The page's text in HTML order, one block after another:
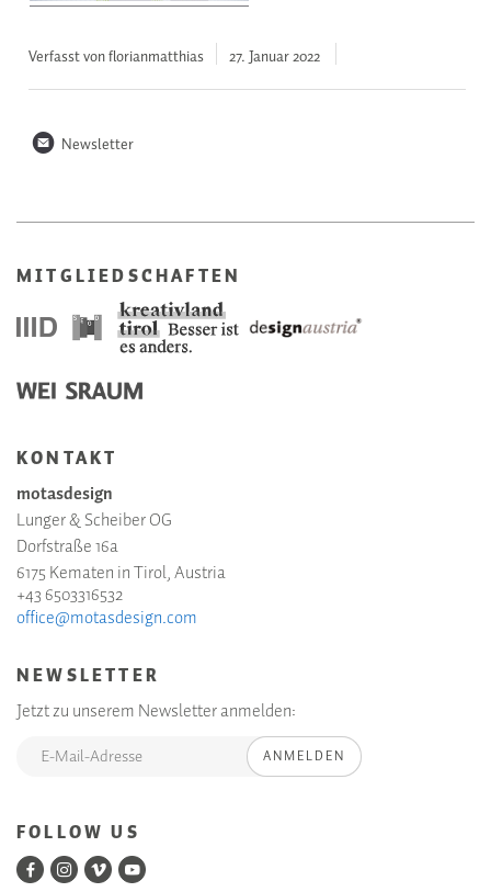
Verfasst von florianmatthias 27. Januar2022
n Newsletter
MITGLIEDSCHAFTEN
KONTAKT
motasdesign
Lunger & Scheiber OG
Dorfstraße 16a
6175 Kematen in Tirol, Austria
+43 6503316532
office@motasdesign.com
NEWSLETTER
Jetzt zu unserem Newsletter anmelden:
ANMELDEN
FOLLOW US